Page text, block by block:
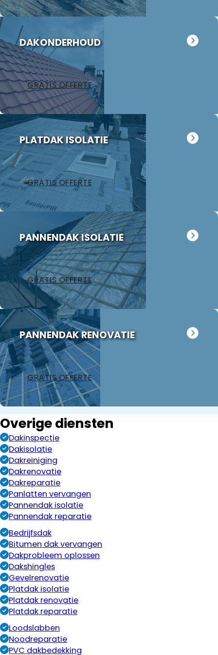
DAKONDERHOUD
GRATIS OFFERTE
PLATDAK ISOLATIE
GRATIS OFFERTE
PANNENDAK ISOLATIE
GRATIS OFFERTE
PANNENDAK RENOVATIE
GRATIS OFFERTE
Overige diensten
Dakinspectie
Dakisolatie
Dakreiniging
Dakrenovatie
Dakreparatie
Panlatten vervangen
Pannendak isolatie
Pannendak reparatie
Bedrijfsdak
Bitumen dak vervangen
Dakprobleem oplossen
Dakshingles
Gevelrenovatie
Platdak isolatie
Platdak renovatie
Platdak reparatie
Loodslabben
Noodreparatie
PVC dakbedekking